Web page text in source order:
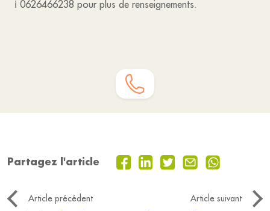
ℹ 0626466238 pour plus de renseignements.
Partagez l'article
Article précédent
Article suivant